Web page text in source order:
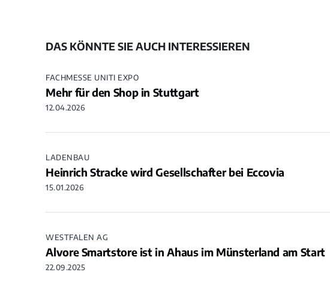
DAS KÖNNTE SIE AUCH INTERESSIEREN
FACHMESSE UNITI EXPO
Mehr für den Shop in Stuttgart
12.04.2026
LADENBAU
Heinrich Stracke wird Gesellschafter bei Eccovia
15.01.2026
WESTFALEN AG
Alvore Smartstore ist in Ahaus im Münsterland am Start
22.09.2025